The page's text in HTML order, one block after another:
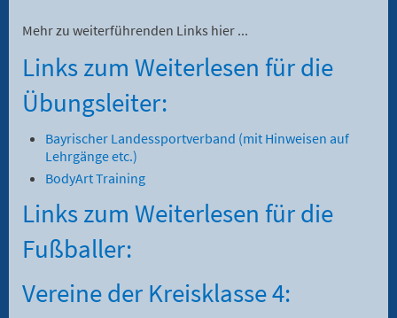
Mehr zu weiterführenden Links hier ...
Links zum Weiterlesen für die
Übungsleiter:
Bayrischer Landessportverband (mit Hinweisen auf
Lehrgänge etc.)
BodyArt Training
Links zum Weiterlesen für die
Fußballer:
Vereine der Kreisklasse 4: